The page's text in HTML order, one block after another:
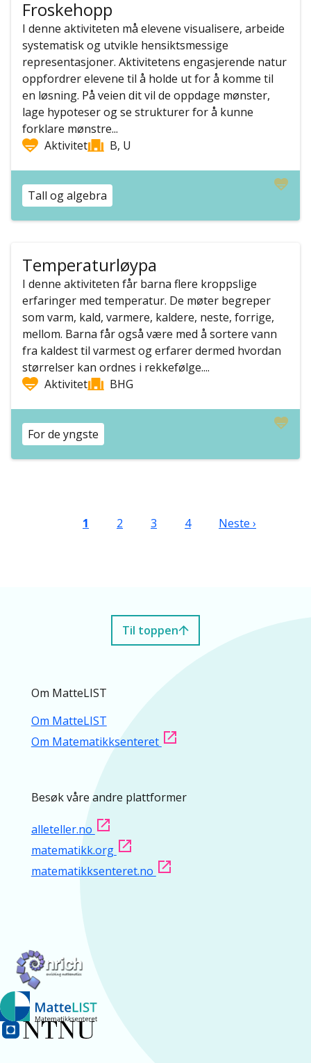
Froskehopp
I denne aktiviteten må elevene visualisere, arbeide
systematisk og utvikle hensiktsmessige
representasjoner. Aktivitetens engasjerende natur
oppfordrer elevene til å holde ut for å komme til
en løsning. På veien dit vil de oppdage mønster,
lage hypoteser og se strukturer for å kunne
forklare mønstre...
Aktivitet
B, U
Tall og algebra
Temperaturløypa
I denne aktiviteten får barna flere kroppslige
erfaringer med temperatur. De møter begreper
som varm, kald, varmere, kaldere, neste, forrige,
mellom. Barna får også være med å sortere vann
fra kaldest til varmest og erfarer dermed hvordan
størrelser kan ordnes i rekkefølge....
Aktivitet
BHG
For de yngste
SiderNåværende side
1 Side
2 Side
3 Side
4 Neste side
Neste ›
Til toppen
Om MatteLIST
Om MatteLIST
Om Matematikksenteret
Besøk våre andre plattformer
alleteller.no
matematikk.org
matematikksenteret.no